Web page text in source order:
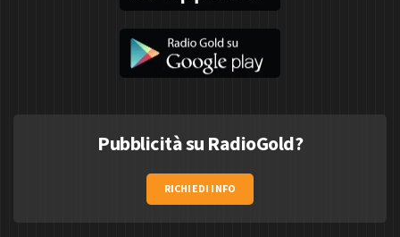
Pubblicità su RadioGold?
RICHIEDI INFO